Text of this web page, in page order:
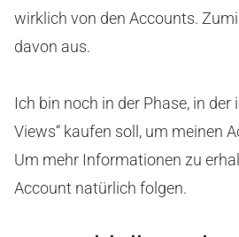
wirklich von den Accounts.
davon aus.
Ich bin noch in der Phase, in der
Views“ kaufen soll, um meinen
Um mehr Informationen zu
Account natürlich folgen.